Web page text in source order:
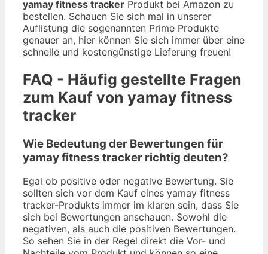
yamay fitness tracker Produkt bei Amazon zu
bestellen. Schauen Sie sich mal in unserer
Auflistung die sogenannten Prime Produkte
genauer an, hier können Sie sich immer über eine
schnelle und kostengünstige Lieferung freuen!
FAQ - Häufig gestellte Fragen
zum Kauf von yamay fitness
tracker
Wie Bedeutung der Bewertungen für
yamay fitness tracker richtig deuten?
Egal ob positive oder negative Bewertung. Sie
sollten sich vor dem Kauf eines yamay fitness
tracker-Produkts immer im klaren sein, dass Sie
sich bei Bewertungen anschauen. Sowohl die
negativen, als auch die positiven Bewertungen.
So sehen Sie in der Regel direkt die Vor- und